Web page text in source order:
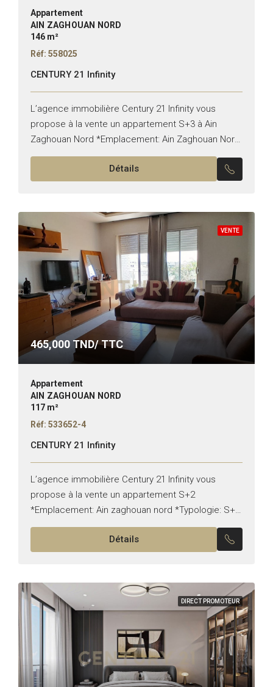
Appartement
AIN ZAGHOUAN NORD
146 m²
Réf: 558025
CENTURY 21 Infinity
L’agence immobilière Century 21 Infinity vous
propose à la vente un appartement S+3 à Ain
Zaghouan Nord *Emplacement: Ain Zaghouan Nord
*Typologie: S+3 *Superficie: 146M² Il est composé
de: -Un salon, une...Détails
VENTE
465,000 TND/ TTC
Appartement
AIN ZAGHOUAN NORD
117 m²
Réf: 533652-4
CENTURY 21 Infinity
L’agence immobilière Century 21 Infinity vous
propose à la vente un appartement S+2
*Emplacement: Ain zaghouan nord *Typologie: S+2
*Superficie: 117 m² Il est composé de: -Un salon,
une salle à manger...Détails
DIRECT PROMOTEUR